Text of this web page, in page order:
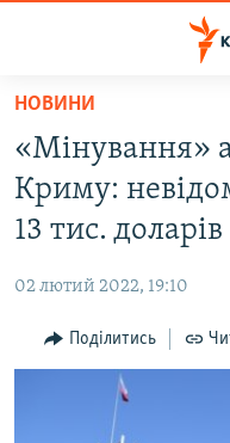
Перейти
основного
матеріалу
Перейти
до
основної
Перейти
до
ВОДА.КРИМ
ВІДЕО ТА ФОТО
БЛОГИ
ПОГЛЯД
ВСЕ ЗА ДЕНЬ
НОВИНИ
«Мінування»
Криму:
13 тис.
02 лютий 2022, 19:10
Поділитись